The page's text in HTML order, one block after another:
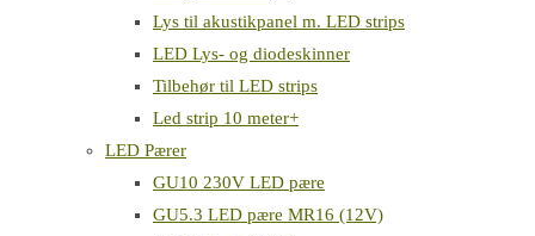
Lys til akustikpanel m. LED strips
LED Lys- og diodeskinner
Tilbehør til LED strips
Led strip 10 meter+
LED Pærer
GU10 230V LED pære
GU5.3 LED pære MR16 (12V)